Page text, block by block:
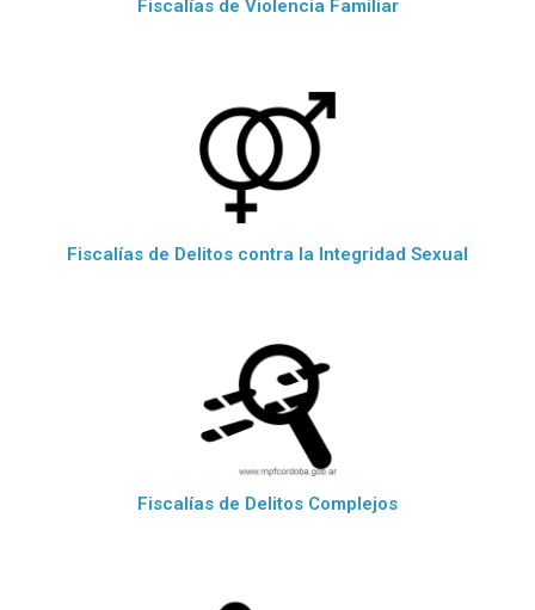
Fiscalías de Violencia Familiar
Fiscalías de Delitos contra la Integridad Sexual
Fiscalías de Delitos Complejos